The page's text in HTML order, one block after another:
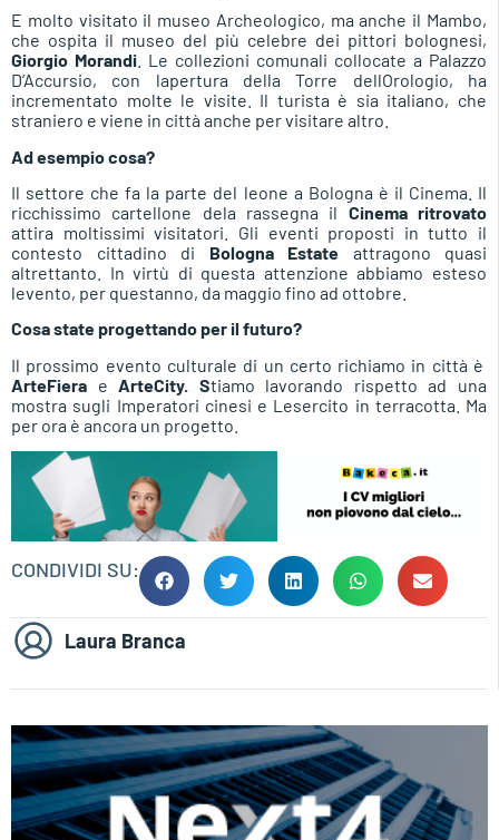
E molto visitato il museo Archeologico, ma anche il Mambo,
che ospita il museo del più celebre dei pittori bolognesi,
Giorgio Morandi . Le collezioni comunali collocate a Palazzo
D’Accursio, con lapertura della Torre dellOrologio, ha
incrementato molte le visite. Il turista è sia italiano, che
straniero e viene in città anche per visitare altro.
Ad esempio cosa?
Il settore che fa la parte del leone a Bologna è il Cinema. Il
ricchissimo cartellone dela rassegna il Cinema ritrovato
attira moltissimi visitatori. Gli eventi proposti in tutto il
contesto cittadino di Bologna Estate attragono quasi
altrettanto. In virtù di questa attenzione abbiamo esteso
levento, per questanno, da maggio fino ad ottobre.
Cosa state progettando per il futuro?
Il prossimo evento culturale di un certo richiamo in città è
ArteFiera e ArteCity. Stiamo lavorando rispetto ad una
mostra sugli Imperatori cinesi e Lesercito in terracotta. Ma
per ora è ancora un progetto.
CONDIVIDI SU:
Laura Branca